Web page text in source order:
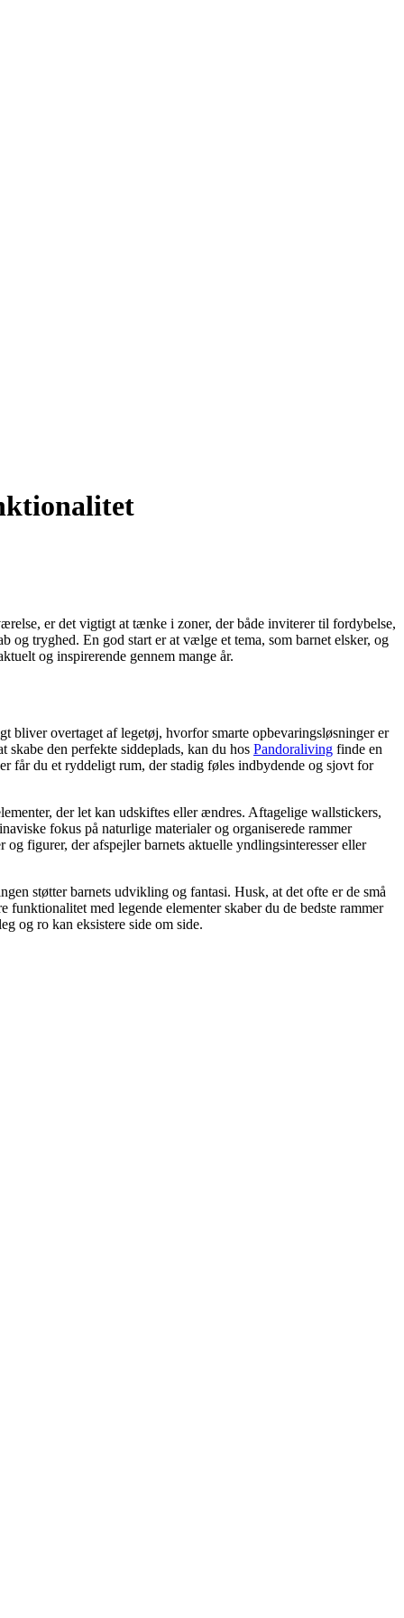
er det vigtigt at tænke i zoner, der både inviterer til fordybelse,
og tryghed. En god start er at vælge et tema, som barnet elsker, og
og inspirerende gennem mange år.
bliver overtaget af legetøj, hvorfor smarte opbevaringsløsninger er
den perfekte siddeplads, kan du hos Pandoraliving finde en
får du et ryddeligt rum, der stadig føles indbydende og sjovt for
der let kan udskiftes eller ændres. Aftagelige wallstickers,
fokus på naturlige materialer og organiserede rammer
figurer, der afspejler barnets aktuelle yndlingsinteresser eller
støtter barnets udvikling og fantasi. Husk, at det ofte er de små
med legende elementer skaber du de bedste rammer
og ro kan eksistere side om side.